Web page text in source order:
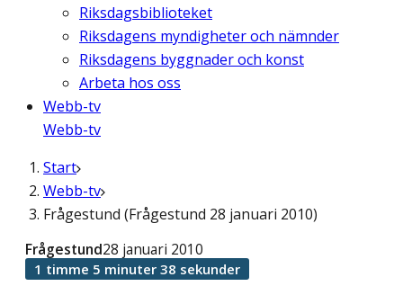
Riksdagsbiblioteket
Riksdagens myndigheter och nämnder
Riksdagens byggnader och konst
Arbeta hos oss
Webb-tv
Webb-tv
Start
Webb-tv
Frågestund (Frågestund 28 januari 2010)
Frågestund28 januari 2010
1 timme 5 minuter 38 sekunder